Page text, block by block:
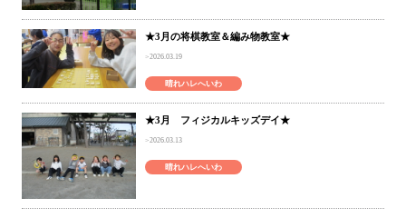
★3月の将棋教室＆編み物教室★
2026.03.19
晴れハレへいわ
★3月 フィジカルキッズデイ★
2026.03.13
晴れハレへいわ